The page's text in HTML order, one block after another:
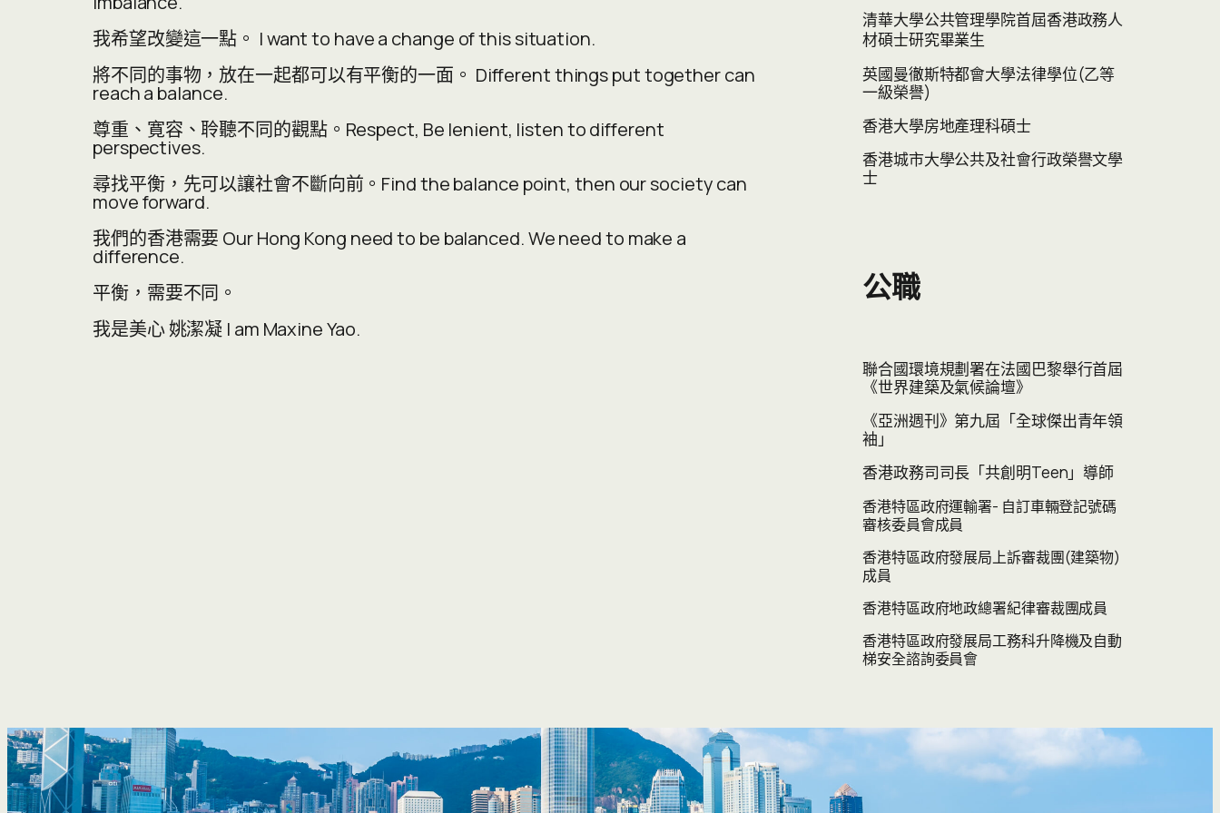
我希望改變這一點。 I want to have a change of this situation.
將不同的事物，放在一起都可以有平衡的一面。 Different things put together can
reach a balance.
尊重、寛容、聆聽不同的觀點。Respect, Be lenient, listen to different
perspectives.
尋找平衡，先可以讓社會不斷向前。Find the balance point, then our society can
move forward.
我們的香港需要 Our Hong Kong need to be balanced. We need to make a
difference.
平衡，需要不同。
我是美心 姚潔凝 I am Maxine Yao.
清華大學公共管理學院首屆香港政務人
材碩士研究畢業生
英國曼徹斯特都會大學法律學位(乙等
一級榮譽)
香港大學房地產理科碩士
香港城市大學公共及社會行政榮譽文學
士
公職
聯合國環境規劃署在法國巴黎舉行首屆
《世界建築及氣候論壇》
《亞洲週刊》第九屆「全球傑出青年領
袖」
香港政務司司長「共創明Teen」導師
香港特區政府運輸署- 自訂車輛登記號碼
審核委員會成員
香港特區政府發展局上訴審裁團(建築物)
成員
香港特區政府地政總署紀律審裁團成員
香港特區政府發展局工務科升降機及自動
梯安全諮詢委員會